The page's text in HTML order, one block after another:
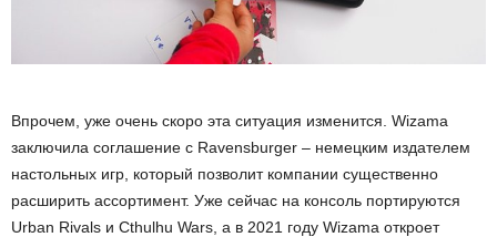
Впрочем, уже очень скоро эта ситуация изменится. Wizama
заключила соглашение с Ravensburger – немецким издателем
настольных игр, который позволит компании существенно
расширить ассортимент. Уже сейчас на консоль портируются
Urban Rivals и Cthulhu Wars, а в 2021 году Wizama откроет